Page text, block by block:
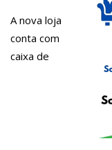
A nova loja
conta com
caixa de